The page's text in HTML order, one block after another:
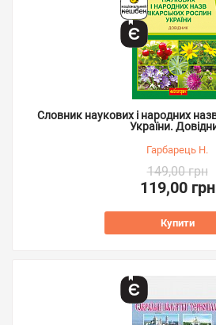
Словник наукових і народних
України.
Гарбарець Н.
149,00 грн
119,00 грн
Купити